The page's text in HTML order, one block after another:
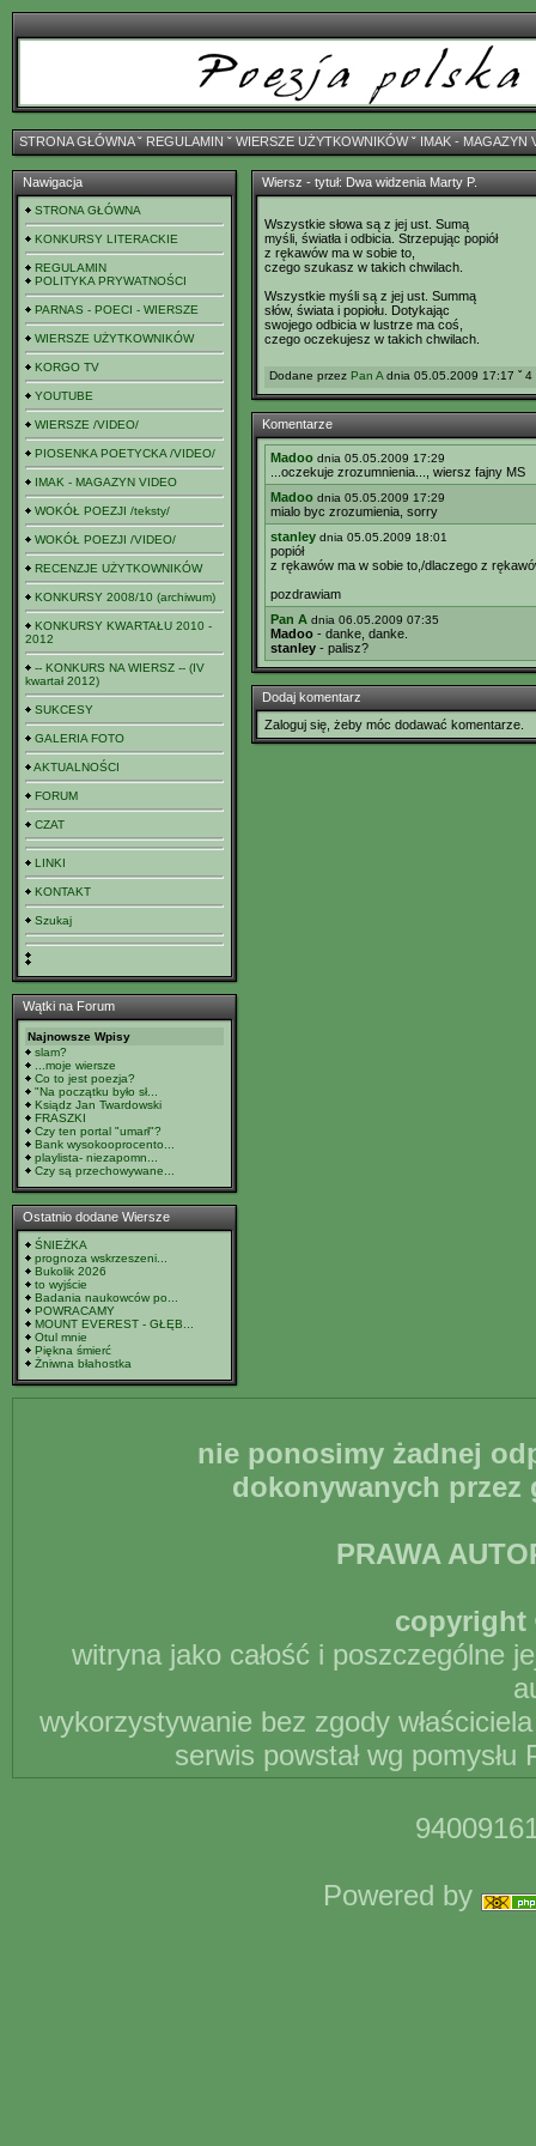
STRONA GŁÓWNAˇ REGULAMIN ˇ WIERSZE UŻYTKOWNIKÓWˇ IMAK - MAGAZYN
Nawigacja
STRONA GŁÓWNA
KONKURSY LITERACKIE
REGULAMIN
POLITYKA PRYWATNOŚCI
PARNAS - POECI - WIERSZE
WIERSZE UŻYTKOWNIKÓW
KORGO TV
YOUTUBE
WIERSZE /VIDEO/
PIOSENKA POETYCKA /VIDEO/
IMAK - MAGAZYN VIDEO
WOKÓŁ POEZJI /teksty/
WOKÓŁ POEZJI /VIDEO/
RECENZJE UŻYTKOWNIKÓW
KONKURSY 2008/10 (archiwum)
KONKURSY KWARTAŁU 2010 -
2012
-- KONKURS NA WIERSZ -- (IV
kwartał 2012)
SUKCESY
GALERIA FOTO
AKTUALNOŚCI
FORUM
CZAT
LINKI
KONTAKT
Szukaj
Wątki na Forum
Najnowsze Wpisy
slam?
...moje wiersze
Co to jest poezja?
"Na początku było sł...
Ksiądz Jan Twardowski
FRASZKI
Czy ten portal "umarł"?
Bank wysokooprocento...
playlista- niezapomn...
Czy są przechowywane...
Ostatnio dodane Wiersze
ŚNIEŻKA
prognoza wskrzeszeni...
Bukolik 2026
to wyjście
Badania naukowców po...
POWRACAMY
MOUNT EVEREST - GŁĘB...
Otul mnie
Piękna śmierć
Żniwna błahostka
Wiersz - tytuł: Dwa widzenia Marty P.
Wszystkie słowa są z jej ust. Sumą
myśli, światła i odbicia. Strzepując popiół
z rękawów ma w sobie to,
czego szukasz w takich chwilach.
Wszystkie myśli są z jej ust. Summą
słów, świata i popiołu. Dotykając
swojego odbicia w lustrze ma coś,
czego oczekujesz w takich chwilach.
Dodane przez Pan A dnia 05.05.2009 17:17 ˇ 4
Komentarze
Madoo dnia 05.05.2009 17:29
...oczekuje zrozumnienia..., wiersz fajny MS
Madoo dnia 05.05.2009 17:29
mialo byc zrozumienia, sorry
stanley dnia 05.05.2009 18:01
popiół
z rękawów ma w sobie to,/dlaczego z
pozdrawiam
Pan A dnia 06.05.2009 07:35
Madoo - danke, danke.
stanley - palisz?
Dodaj komentarz
Zaloguj się, żeby móc dodawać komentarze.
nie ponosimy żadnej
dokonywanych
PRAWA
copyright
witryna jako całość i poszczególne
wykorzystywanie bez zgody
serwis powstał wg
Powered by